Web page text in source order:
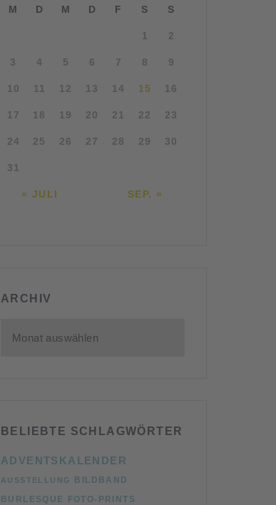
M D M D F S S
1 2
3 4 5 6 7 8 9
10 11 12 13 14 15 16
17 18 19 20 21 22 23
24 25 26 27 28 29 30
31
« JULI SEP. »
ARCHIV
BELIEBTE SCHLAGWÖRTER
ADVENTSKALENDER
AUSSTELLUNG
BILDBAND
BURLESQUE
FOTO-PRINTS